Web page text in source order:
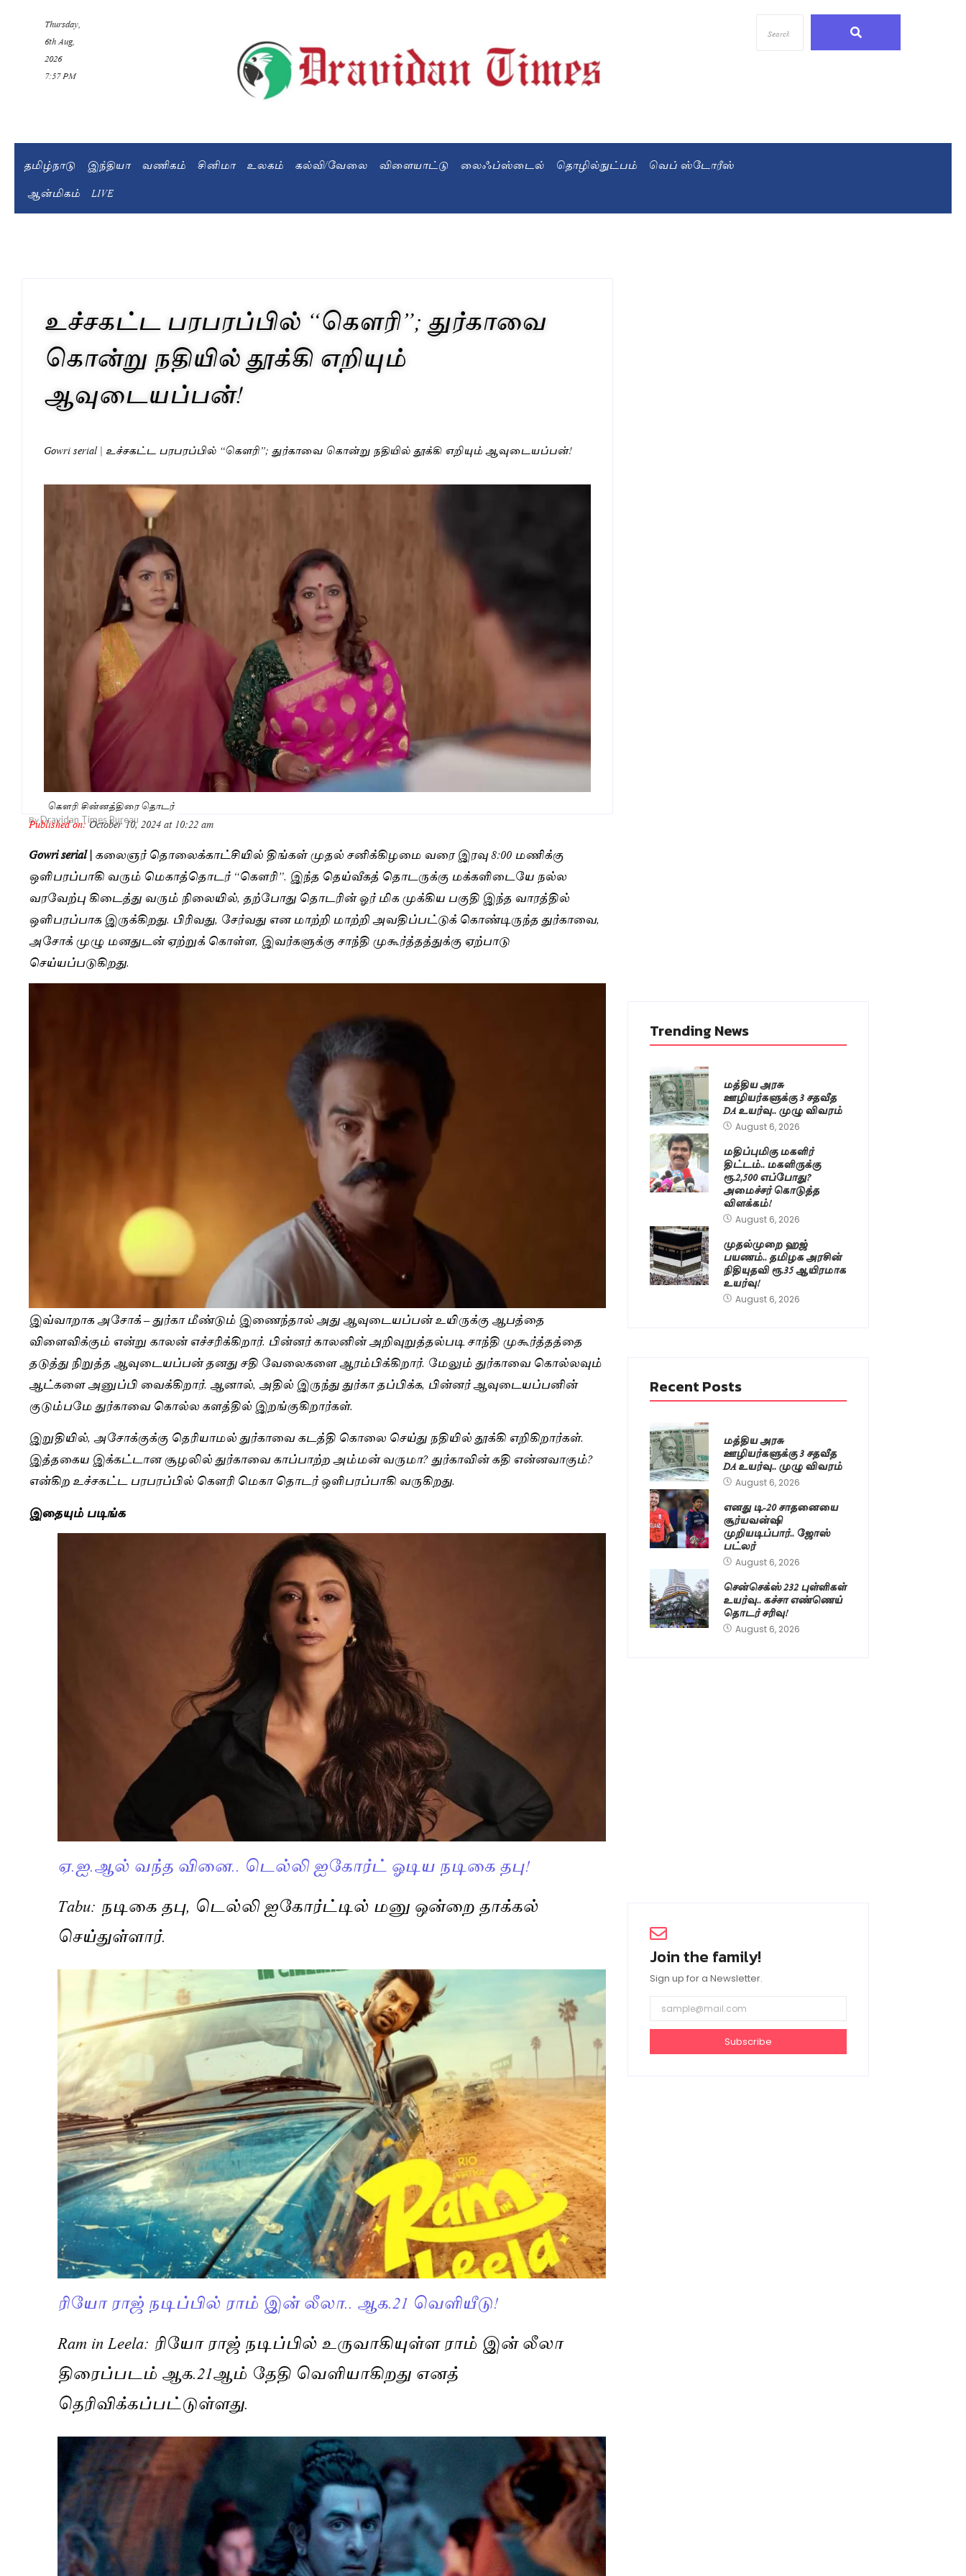
Thursday,
6th Aug,
2026
7:57 PM
தமிழ்நாடு இந்தியா வணிகம் சினிமா உலகம் கல்வி/வேலை விளையாட்டு லைஃப்ஸ்டைல் தொழில்நுட்பம்
வெப் ஸ்டோரீஸ்
ஆன்மிகம்
LIVE
உச்சகட்ட பரபரப்பில் “கெளரி”; துர்காவை
கொன்று நதியில் தூக்கி எறியும்
ஆவுடையப்பன்!
Gowri serial | உச்சகட்ட பரபரப்பில் “கெளரி”; துர்காவை கொன்று நதியில் தூக்கி எறியும் ஆவுடையப்பன்!
கௌரி சின்னத்திரை தொடர்
By Dravidan Times Bureau
Published on:October 10, 2024 at 10:22 am
Gowri serial |கலைஞர் தொலைக்காட்சியில் திங்கள் முதல் சனிக்கிழமை வரை இரவு 8:00 மணிக்கு
ஒளிபரப்பாகி வரும் மெகாத்தொடர் “கெளரி”. இந்த தெய்வீகத் தொடருக்கு மக்களிடையே நல்ல
வரவேற்பு கிடைத்து வரும் நிலையில், தற்போது தொடரின் ஓர் மிக முக்கிய பகுதி இந்த வாரத்தில்
ஒளிபரப்பாக இருக்கிறது. பிரிவது, சேர்வது என மாற்றி மாற்றி அவதிப்பட்டுக் கொண்டிருந்த துர்காவை,
அசோக் முழு மனதுடன் ஏற்றுக் கொள்ள, இவர்களுக்கு சாந்தி முகூர்த்தத்துக்கு ஏற்பாடு
செய்யப்படுகிறது.
இவ்வாறாக அசோக் – துர்கா மீண்டும் இணைந்தால் அது ஆவுடையப்பன் உயிருக்கு ஆபத்தை
விளைவிக்கும் என்று காலன் எச்சரிக்கிறார். பின்னர் காலனின் அறிவுறுத்தல்படி சாந்தி முகூர்த்தத்தை
தடுத்து நிறுத்த ஆவுடையப்பன் தனது சதி வேலைகளை ஆரம்பிக்கிறார். மேலும் துர்காவை கொல்லவும்
ஆட்களை அனுப்பி வைக்கிறார். ஆனால், அதில் இருந்து துர்கா தப்பிக்க, பின்னர் ஆவுடையப்பனின்
குடும்பமே துர்காவை கொல்ல களத்தில் இறங்குகிறார்கள்.
இறுதியில், அசோக்குக்கு தெரியாமல் துர்காவை கடத்தி கொலை செய்து நதியில் தூக்கி எறிகிறார்கள்.
இத்தகைய இக்கட்டான சூழலில் துர்காவை காப்பாற்ற அம்மன் வருமா? துர்காவின் கதி என்னவாகும்?
என்கிற உச்சகட்ட பரபரப்பில் கௌரி மெகா தொடர் ஒளிபரப்பாகி வருகிறது.
இதையும் படிங்க
ஏ.ஐ.ஆல் வந்த வினை.. டெல்லி ஐகோர்ட் ஓடிய நடிகை தபு!
Tabu: நடிகை தபு, டெல்லி ஐகோர்ட்டில் மனு ஒன்றை தாக்கல்
செய்துள்ளார்.
ரியோ ராஜ் நடிப்பில் ராம் இன் லீலா.. ஆக.21 வெளியீடு!
​Ram in Leela: ரியோ ராஜ் நடிப்பில் உருவாகியுள்ள ராம் இன் லீலா
திரைப்படம் ஆக.21ஆம் தேதி வெளியாகிறது எனத்
தெரிவிக்கப்பட்டுள்ளது.
Trending News
மத்திய அரசு
ஊழியர்களுக்கு 3 சதவீத
DA உயர்வு.. முழு விவரம்
August 6, 2026
மதிப்புமிகு மகளிர்
திட்டம்.. மகளிருக்கு
ரூ.2,500 எப்போது?
அமைச்சர் கொடுத்த
விளக்கம்!
August 6, 2026
முதல்முறை ஹஜ்
பயணம்.. தமிழக அரசின்
நிதியுதவி ரூ.35 ஆயிரமாக
உயர்வு!
August 6, 2026
Recent Posts
மத்திய அரசு
ஊழியர்களுக்கு 3 சதவீத
DA உயர்வு.. முழு விவரம்
August 6, 2026
எனது டி-20 சாதனையை
சூர்யவன்ஷி
முறியடிப்பார்.. ஜோஸ்
பட்லர்
August 6, 2026
சென்செக்ஸ் 232 புள்ளிகள்
உயர்வு.. கச்சா எண்ணெய்
தொடர் சரிவு!
August 6, 2026
Join the family!
Sign up for a Newsletter.
Subscribe